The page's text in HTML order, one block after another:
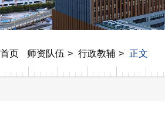
首页 师资队伍 行政教辅 正文